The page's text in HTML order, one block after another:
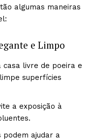
algumas maneiras
e Limpo
casa livre de poeira e
superfícies
a exposição à
podem ajudar a